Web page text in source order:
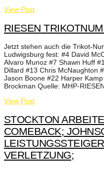
View Post
RIESEN
Jetzt stehen auch die Trikot-
Ludwigsburg fest: #4 David
Alvaro Munoz #7 Shawn Huff
Dillard #13 Chris McNaughton
Jason Boone #22 Harper
Brockman Quelle: MHP-
View Post
STOCKTON
COMEBACK;
VERLETZUNG;